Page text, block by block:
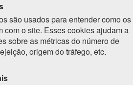
são usados para entender como os
com o site. Esses cookies ajudam a
sobre as métricas do número de
origem do tráfego, etc.